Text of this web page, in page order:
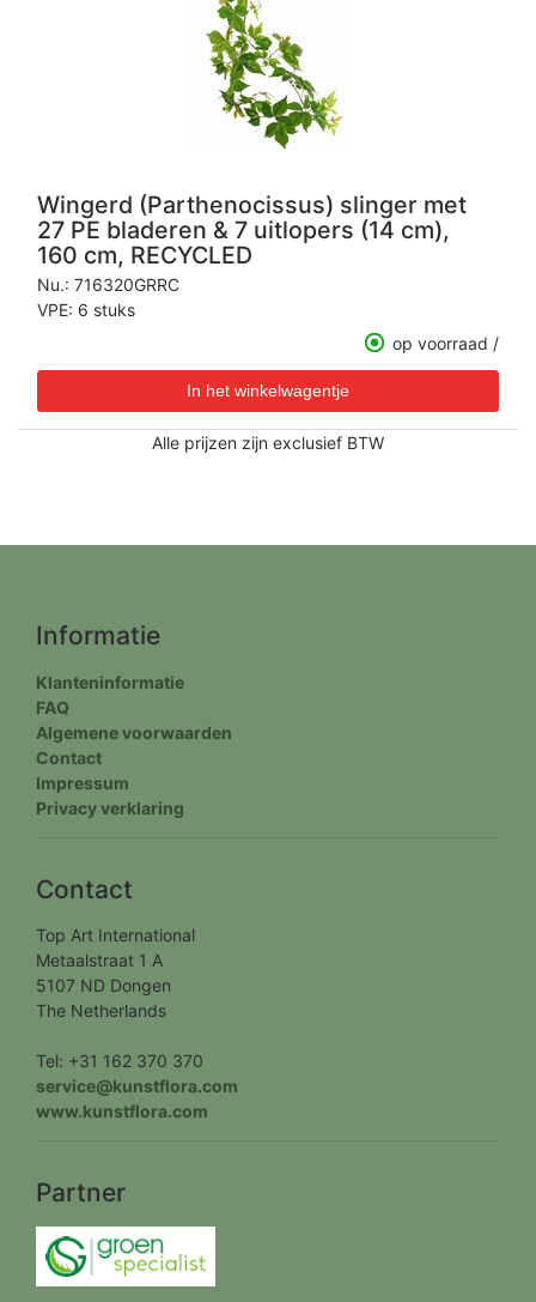
Wingerd (Parthenocissus) slinger met
27 PE bladeren & 7 uitlopers (14 cm),
160 cm, RECYCLED
Nu.: 716320GRRC
VPE: 6 stuks
op voorraad /
Alle prijzen zijn exclusief BTW
Informatie
Klanteninformatie
FAQ
Algemene voorwaarden
Contact
Impressum
Privacy verklaring
Contact
Top Art International
Metaalstraat 1 A
5107 ND Dongen
The Netherlands
Tel: +31 162 370 370
service@kunstflora.com
www.kunstflora.com
Partner